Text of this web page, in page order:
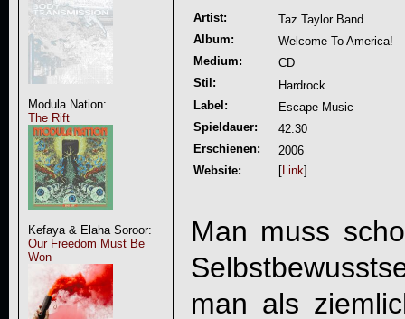
Modula Nation:
The Rift
Kefaya & Elaha Soroor:
Our Freedom Must Be
Won
Artist:
Taz Taylor Band
Album:
Welcome To America!
Medium:
CD
Stil:
Hardrock
Label:
Escape Music
Spieldauer:
42:30
Erschienen:
2006
Website:
[Link]
Man muss
man als